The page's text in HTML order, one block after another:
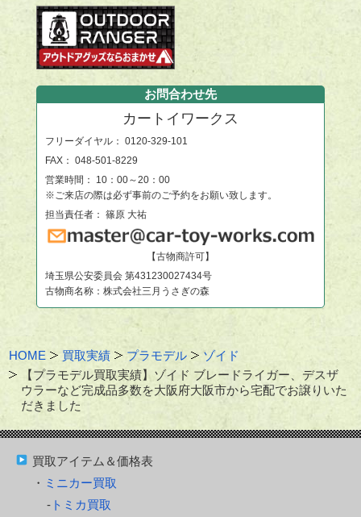
お問合わせ先
カートイワークス
フリーダイヤル： 0120-329-101
FAX： 048-501-8229
営業時間： 10：00～20：00
※ご来店の際は必ず事前のご予約をお願い致します。
担当責任者： 篠原 大祐
【古物商許可】
埼玉県公安委員会 第431230027434号
古物商名称：株式会社三月うさぎの森
HOME 買取実績 プラモデル
ゾイド
【プラモデル買取実績】ゾイド ブレードライガー、デスザ
ウラーなど完成品多数を大阪府大阪市から宅配でお譲りいた
だきました
買取アイテム＆価格表
ミニカー買取
トミカ買取